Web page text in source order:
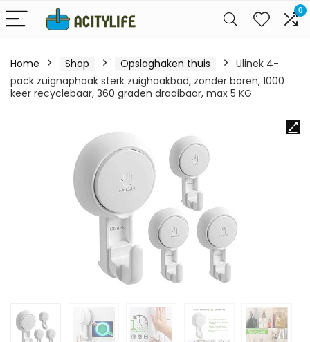
0
Home Shop Opslaghaken thuis
Ulinek 4-
pack zuignaphaak sterk zuighaakbad, zonder boren, 1000
keer recyclebaar, 360 graden draaibaar, max 5 KG